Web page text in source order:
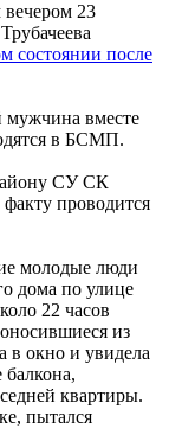
23
состоянии после
мужчина вместе
в БСМП.
СУ СК
проводится
молодые люди
дома по улице
22 часов
из
окно и увидела
квартиры.
пытался